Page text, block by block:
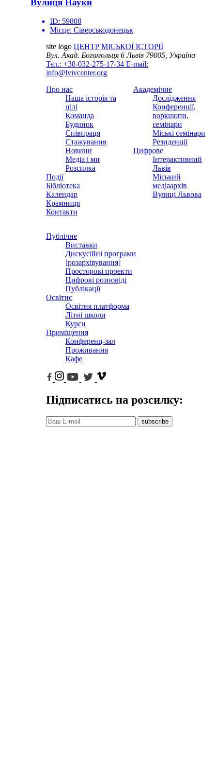
Вулиця Науки
ID: 59808
Місце: Сіверськодонецьк
site logo ЦЕНТР МІСЬКОЇ ІСТОРІЇ
Вул. Акад. Богомольця 6Львів 79005, Україна
Тел.: +38-032-275-17-34 E-mail:
info@lvivcenter.org
Про нас
Наша історія та
цілі
Команда
Будинок
Співпраця
Стажування
Новини
Медіа і ми
Розсилка
Події
Бібліотека
Календар
Крамниця
Контакти
Академічне
Дослідження
Конференції,
воркшопи,
семінари
Міські семінари
Резиденції
Цифрове
Інтерактивний
Львів
Міський
медіаархів
Вулиці Львова
Публічне
Виставки
Дискусійні програми
[розархівування]
Просторові проекти
Цифрові розповіді
Публікації
Освітнє
Освітня платформа
Літні школи
Курси
Приміщення
Конференц-зал
Проживання
Кафе
Підписатись на розсилку:
subscribe